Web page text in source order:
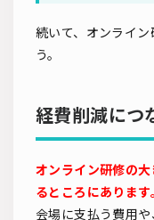
続いて、オンライ
う。
経費削減につ
オンライン研修の
るところにあります
会場に支払う費用